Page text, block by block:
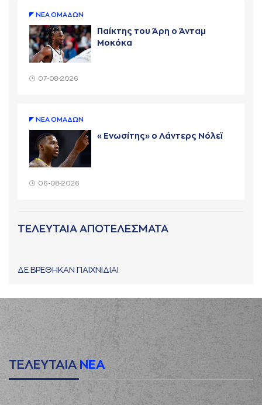
ΝΕA ΟΜAΔΩΝ
Παίκτης του Άρη ο Άνταμ
Μοκόκα
07-08-2026
ΝΕA ΟΜAΔΩΝ
«Ενωσίτης» ο Λάντερς Νόλεϊ
06-08-2026
ΤΕΛΕΥΤΑΙΑ ΑΠΟΤΕΛΕΣΜΑΤΑ
ΔΕ ΒΡΕΘΗΚΑΝ ΠΑΙΧΝΙΔΙΑ!
ΤΕΛΕΥΤΑΙΑ ΝΕΑ